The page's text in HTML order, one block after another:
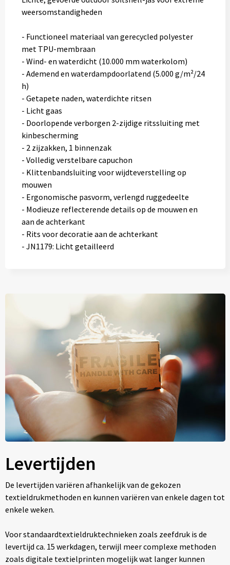
weersomstandigheden
- Functioneel materiaal van gerecycled polyester
met TPU-membraan
- Wind- en waterdicht (10.000 mm waterkolom)
- Ademend en waterdampdoorlatend (5.000 g/m²/24
h)
- Getapete naden, waterdichte ritsen
- Licht gaas
- Doorlopende verborgen 2-zijdige ritssluiting met
kinbescherming
- 2 zijzakken, 1 binnenzak
- Volledig verstelbare capuchon
- Klittenbandsluiting voor wijdteverstelling op
mouwen
- Ergonomische pasvorm, verlengd ruggedeelte
- Modieuze reflecterende details op de mouwen en
aan de achterkant
- Rits voor decoratie aan de achterkant
- JN1179: Licht getailleerd
Levertijden
De levertijden variëren afhankelijk van de gekozen
textieldrukmethoden en kunnen variëren van enkele dagen tot
enkele weken.
Voor standaardtextieldruktechnieken zoals zeefdruk is de
levertijd ca. 15 werkdagen, terwijl meer complexe methoden
zoals digitale textielprinten mogelijk wat langer kunnen